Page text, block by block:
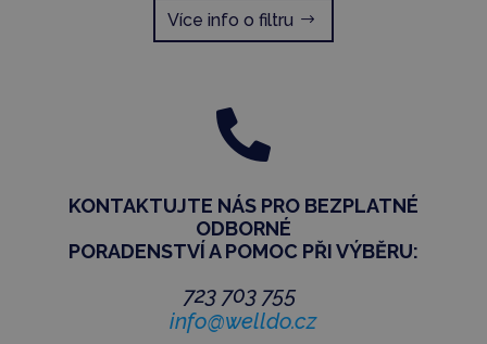
Více info o filtru

KONTAKTUJTE NÁS PRO BEZPLATNÉ
ODBORNÉ
PORADENSTVÍA POMOC PŘI VÝBĚRU:
723 703 755
info@welldo.cz